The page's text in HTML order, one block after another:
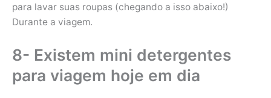
para lavar suas roupas (chegando a isso abaixo!)
Durante a viagem.
8- Existem mini detergentes
para viagem hoje em dia